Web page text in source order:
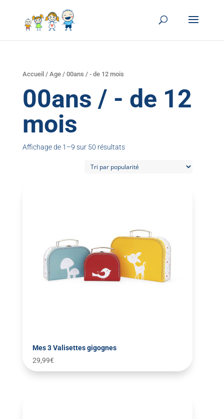
Accueil / Age/ 00ans / - de 12 mois
00ans / - de 12
mois
Affichage de 1–9 sur 50 résultats
Mes 3 Valisettes gigognes
29,99€